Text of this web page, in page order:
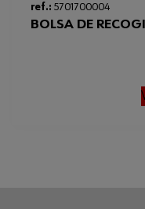
ref.: 5701700004
BOLSA DE